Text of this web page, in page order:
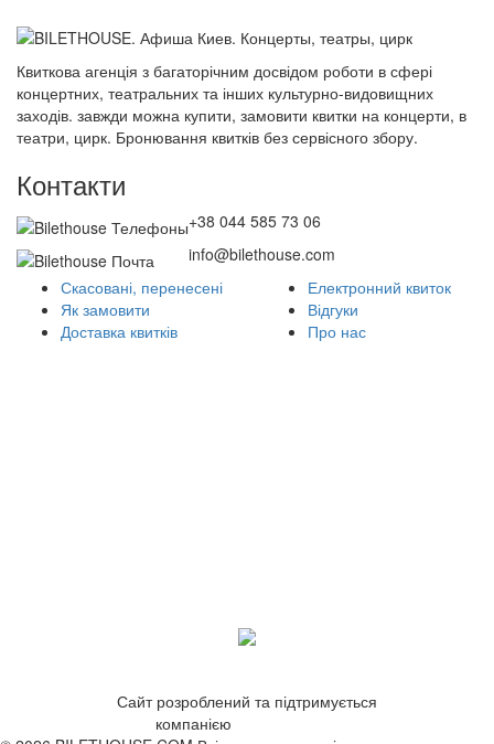
Квиткова агенція з багаторічним досвідом роботи в сфері
концертних, театральних та інших культурно-видовищних
заходів. завжди можна купити, замовити квитки на концерти, в
театри, цирк. Бронювання квитків без сервісного збору.
Контакти
+38 044 585 73 06
info@bilethouse.com
Скасовані, перенесені
Як замовити
Доставка квитків
Електронний квиток
Відгуки
Про нас
Сайт розроблений та підтримується
компанією